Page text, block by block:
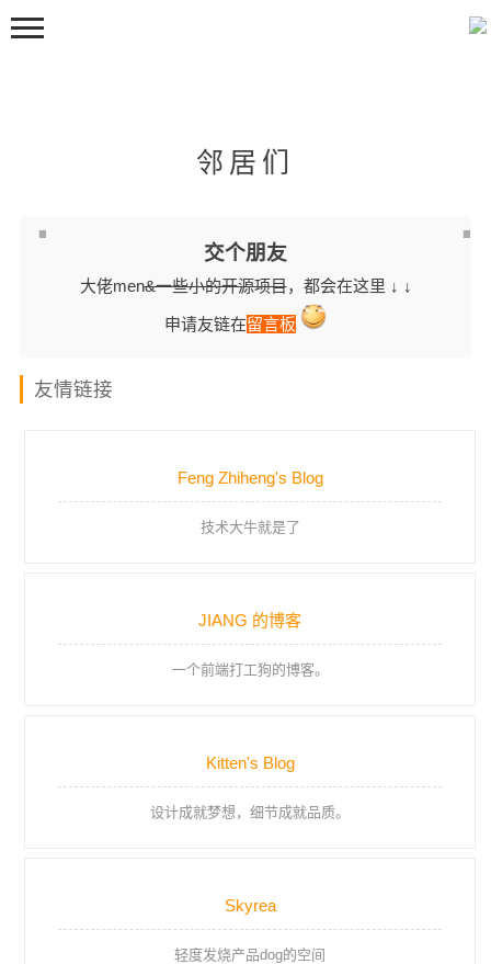
邻居们
交个朋友
大佬men&一些小的开源项目，都会在这里 ↓ ↓
申请友链在留言板
友情链接
Feng Zhiheng's Blog
技术大牛就是了
JIANG 的博客
一个前端打工狗的博客。
Kitten's Blog
设计成就梦想，细节成就品质。
Skyrea
轻度发烧产品dog的空间
嘀嘀咕咕
关于